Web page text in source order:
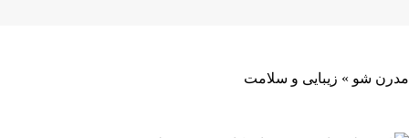
مدرن شو » زیبایی و سلامت